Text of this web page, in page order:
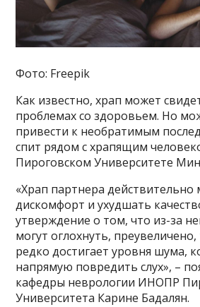
Фото: Freepik
Как известно, храп может
проблемах со здоровьем. Но
привести к необратимым
спит рядом с храпящим
Пироговском Университете
«Храп партнера
дискомфорт и ухудшать
утверждение о том, что из-за
могут оглохнуть, преувеличено,
редко достигает уровня шума,
напрямую повредить слух», –
кафедры неврологии ИНОПР
Университета Карине Бадалян.